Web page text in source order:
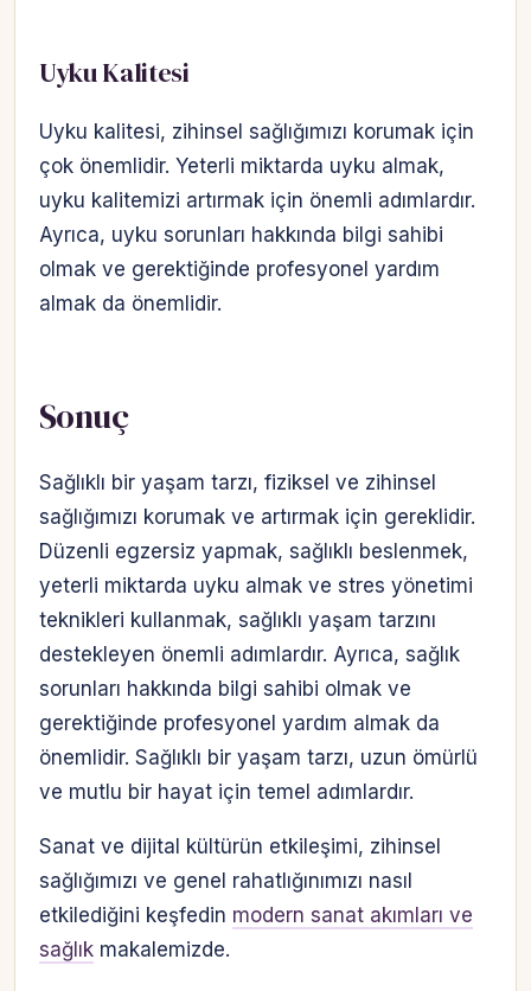
Uyku Kalitesi
Uyku kalitesi, zihinsel sağlığımızı korumak için
çok önemlidir. Yeterli miktarda uyku almak,
uyku kalitemizi artırmak için önemli adımlardır.
Ayrıca, uyku sorunları hakkında bilgi sahibi
olmak ve gerektiğinde profesyonel yardım
almak da önemlidir.
Sonuç
Sağlıklı bir yaşam tarzı, fiziksel ve zihinsel
sağlığımızı korumak ve artırmak için gereklidir.
Düzenli egzersiz yapmak, sağlıklı beslenmek,
yeterli miktarda uyku almak ve stres yönetimi
teknikleri kullanmak, sağlıklı yaşam tarzını
destekleyen önemli adımlardır. Ayrıca, sağlık
sorunları hakkında bilgi sahibi olmak ve
gerektiğinde profesyonel yardım almak da
önemlidir. Sağlıklı bir yaşam tarzı, uzun ömürlü
ve mutlu bir hayat için temel adımlardır.
Sanat ve dijital kültürün etkileşimi, zihinsel
sağlığımızı ve genel rahatlığınımızı nasıl
etkilediğini keşfedin modern sanat akımları ve
sağlık makalemizde.